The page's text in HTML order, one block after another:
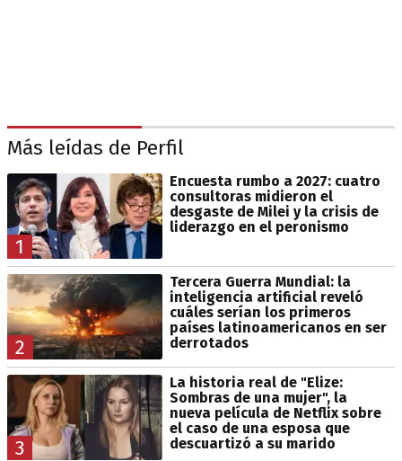
Más leídas de Perfil
1
Encuesta rumbo a 2027: cuatro
consultoras midieron el
desgaste de Milei y la crisis de
liderazgo en el peronismo
2
Tercera Guerra Mundial: la
inteligencia artificial reveló
cuáles serían los primeros
países latinoamericanos en ser
derrotados
3
La historia real de "Elize:
Sombras de una mujer", la
nueva película de Netflix sobre
el caso de una esposa que
descuartizó a su marido